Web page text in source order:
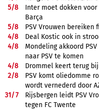
5/8
Inter moet dokken
Barça
5/8
PSV Vrouwen bereiken
4/8
Deal Kostic ook in
4/8
Mondeling akkoord
naar PSV te komen
4/8
Drommel keert terug bij
2/8
PSV komt oliedomme
wordt vernederd door
31/7
Rijsbergen leidt PSV
tegen FC Twente